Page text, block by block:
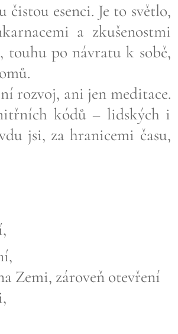
esenci. Je to světlo,
a zkušenostmi
po návratu k sobě,
rozvoj, ani jen meditace.
kódů – lidských i
jsi, za hranicemi času,
Zemi, zároveň otevření